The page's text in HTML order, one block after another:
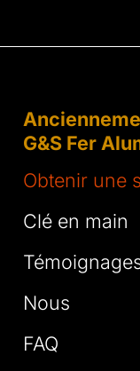
G&S Fer
Obtenir une
Clé en main
Nous
FAQ